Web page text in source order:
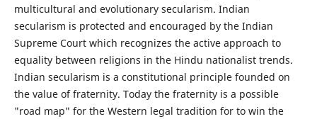
multicultural and evolutionary secularism. Indian
secularism is protected and encouraged by the Indian
Supreme Court which recognizes the active approach to
equality between religions in the Hindu nationalist trends.
Indian secularism is a constitutional principle founded on
the value of fraternity. Today the fraternity is a possible
"road map" for the Western legal tradition for to win the